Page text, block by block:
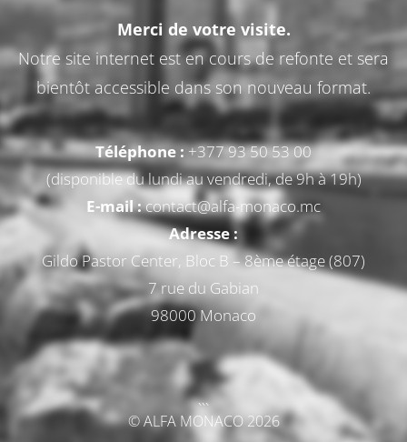
Merci de votre visite.
Notre site internet est en cours de refonte et sera
bientôt accessible dans son nouveau format.
Téléphone :+377 93 50 53 00
(disponible du lundi au vendredi, de 9h à 19h)
E-mail :contact@alfa-monaco.mc
Adresse :
Gildo Pastor Center, Bloc B – 8ème étage (807)
7 rue du Gabian
98000 Monaco
```
© ALFA MONACO 2026